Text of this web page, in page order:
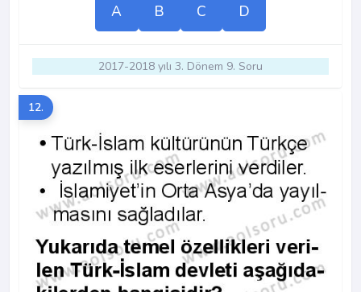
A B C D
2017-2018 yılı 3. Dönem 9. Soru
12.